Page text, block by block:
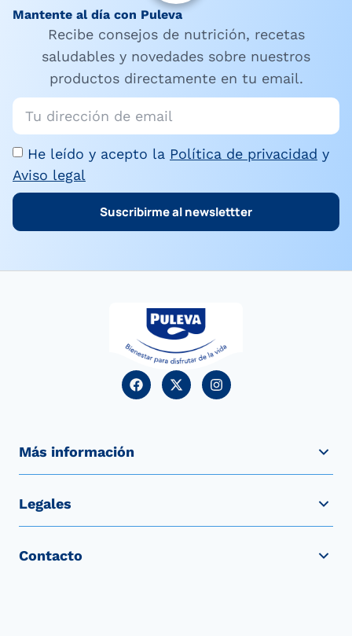
Mantente al día con Puleva
Recibe consejos de nutrición, recetas
saludables y novedades sobre nuestros
productos directamente en tu email.
He leído y acepto la Política de privacidad y
Aviso legal
Suscribirme al newslettter
Más información
Legales
Contacto